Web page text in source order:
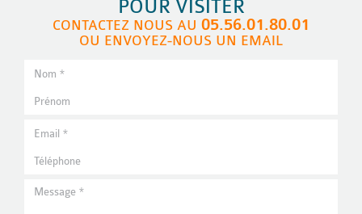
POUR VISITER
CONTACTEZ NOUS AU 05.56.01.80.01
OU ENVOYEZ-NOUS UN EMAIL